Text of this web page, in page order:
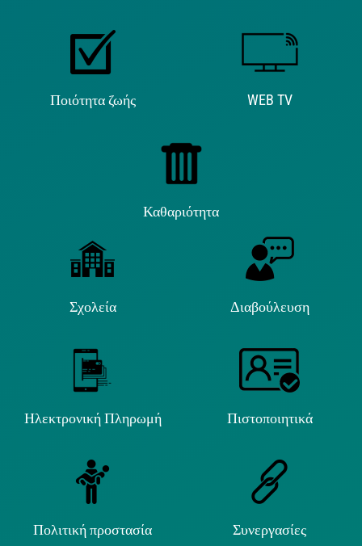
Ποιότητα ζωής WEB TV
Καθαριότητα
Σχολεία Διαβούλευση
Ηλεκτρονική Πληρωμή Πιστοποιητικά
Πολιτική προστασία Συνεργασίες